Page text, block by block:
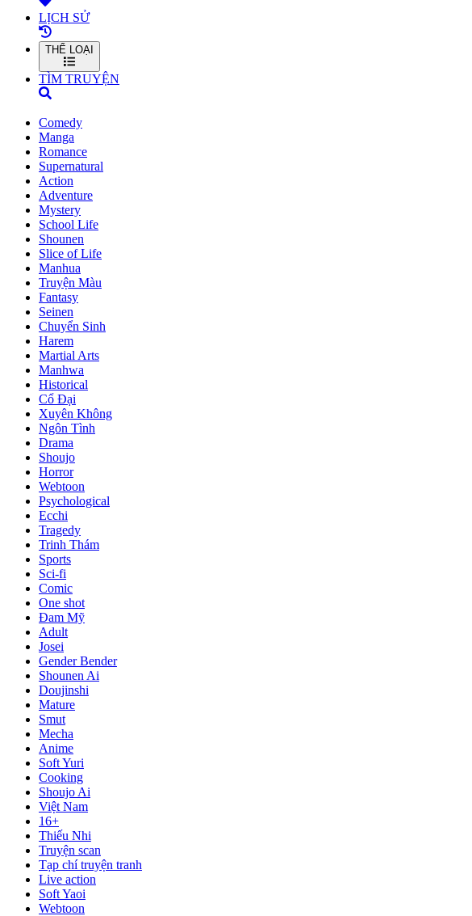
LỊCH SỬ
THỂ LOẠI
TÌM TRUYỆN
Comedy
Manga
Romance
Supernatural
Action
Adventure
Mystery
School Life
Shounen
Slice of Life
Manhua
Truyện Màu
Fantasy
Seinen
Chuyển Sinh
Harem
Martial Arts
Manhwa
Historical
Cổ Đại
Xuyên Không
Ngôn Tình
Drama
Shoujo
Horror
Webtoon
Psychological
Ecchi
Tragedy
Trinh Thám
Sports
Sci-fi
Comic
One shot
Đam Mỹ
Adult
Josei
Gender Bender
Shounen Ai
Doujinshi
Mature
Smut
Mecha
Anime
Soft Yuri
Cooking
Shoujo Ai
Việt Nam
16+
Thiếu Nhi
Truyện scan
Tạp chí truyện tranh
Live action
Soft Yaoi
Webtoon